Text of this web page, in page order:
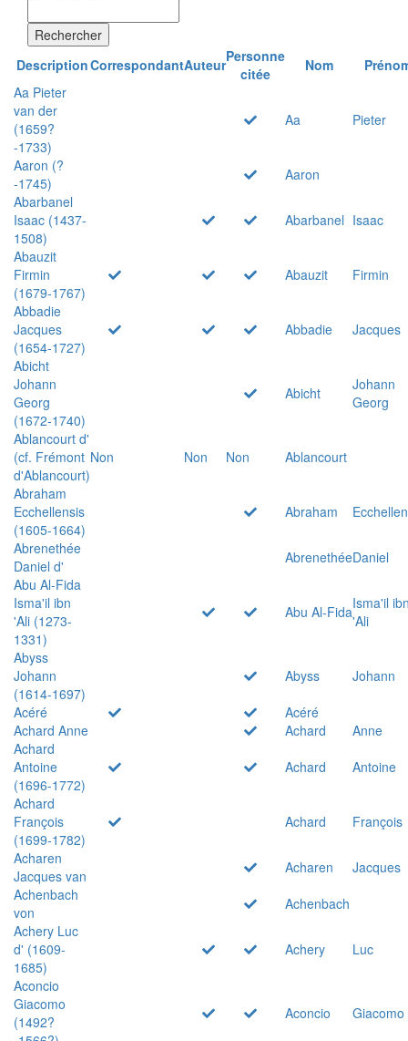
Rechercher
DescriptionCorrespondantAuteurPersonne
citée
Nom
Aa Pieter
van der
(1659?
-1733)
Aa Pieter
Aaron (?
-1745)
Aaron
Abarbanel
Isaac (1437-
1508)
Abarbanel Isaac
Abauzit
Firmin
(1679-1767)
Abauzit
Firmin
Abbadie
Jacques
(1654-1727)
Abbadie
Jacques
Abicht
Johann
Georg
(1672-1740)
Abicht
Johann
Georg
Ablancourt d'
(cf. Frémont
d'Ablancourt)
Non Non Non
Ablancourt
Abraham
Ecchellensis
(1605-1664)
Abraham
Abrenethée
Daniel d'
AbrenethéeDaniel
Abu Al-Fida
Isma'il ibn
'Ali (1273-
1331)
Abu Al-FidaIsma'il
'Ali
Abyss
Johann
(1614-1697)
Abyss
Johann
Acéré
Acéré
Achard Anne
Achard
Anne
Achard
Antoine
(1696-1772)
Achard
Antoine
Achard
François
(1699-1782)
Achard
François
Acharen
Jacques van
Acharen
Jacques
Achenbach
von
Achenbach
Achery Luc
d' (1609-
1685)
Achery
Luc
Aconcio
Giacomo
(1492?
Aconcio Giacomo